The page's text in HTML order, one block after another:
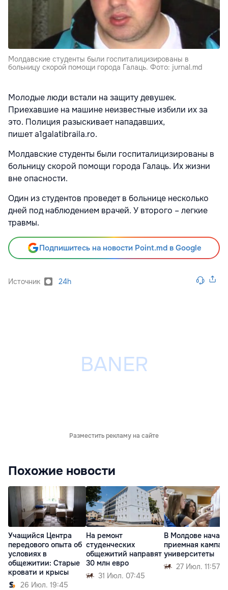
Молдавские студенты были госпиталицизированы в
больницу скорой помощи города Галаць. Фото: jurnal.md
Молодые люди встали на защиту девушек.
Приехавшие на машине неизвестные избили их за
это. Полиция разыскивает нападавших,
пишетa1galatibraila.ro.
Молдавские студенты были госпиталицизированы в
больницу скорой помощи города Галаць. Их жизни
вне опасности.
Один из студентов проведет в больнице несколько
дней под наблюдением врачей. У второго – легкие
травмы.
Подпишитесь на новости Point.md в Google
Источник 24h
Разместить рекламу на сайте
Похожие новости
Учащийся Центра
передового опыта об
условиях в
общежитии: Старые
кровати и крысы
26 Июл. 19:45
На ремонт
студенческих
общежитий направят
30 млн евро
31 Июл. 07:45
В Молдове
приемная
университеты
27 Июл. 11:57